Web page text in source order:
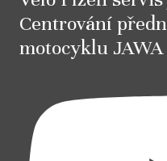
Centrování
motocyklu